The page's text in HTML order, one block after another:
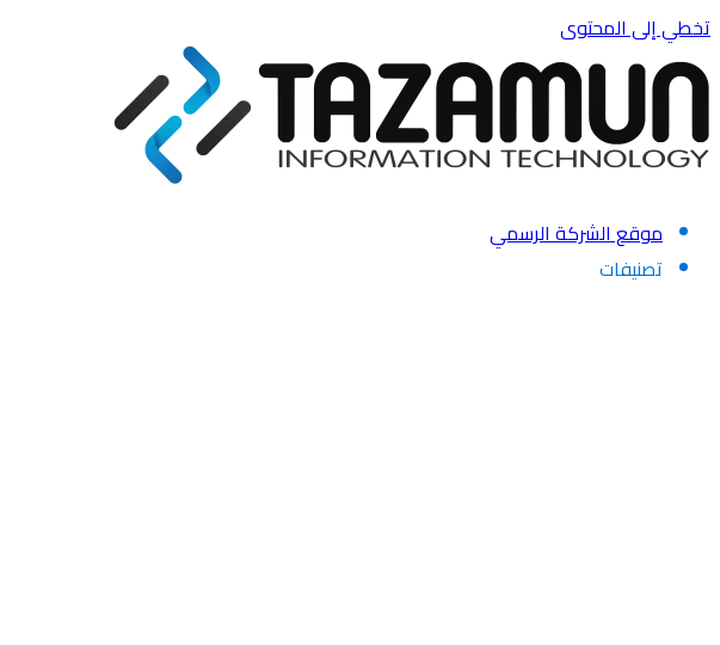
تخطي إلى المحتوى
موقع الشركة الرسمي
تصنيفات